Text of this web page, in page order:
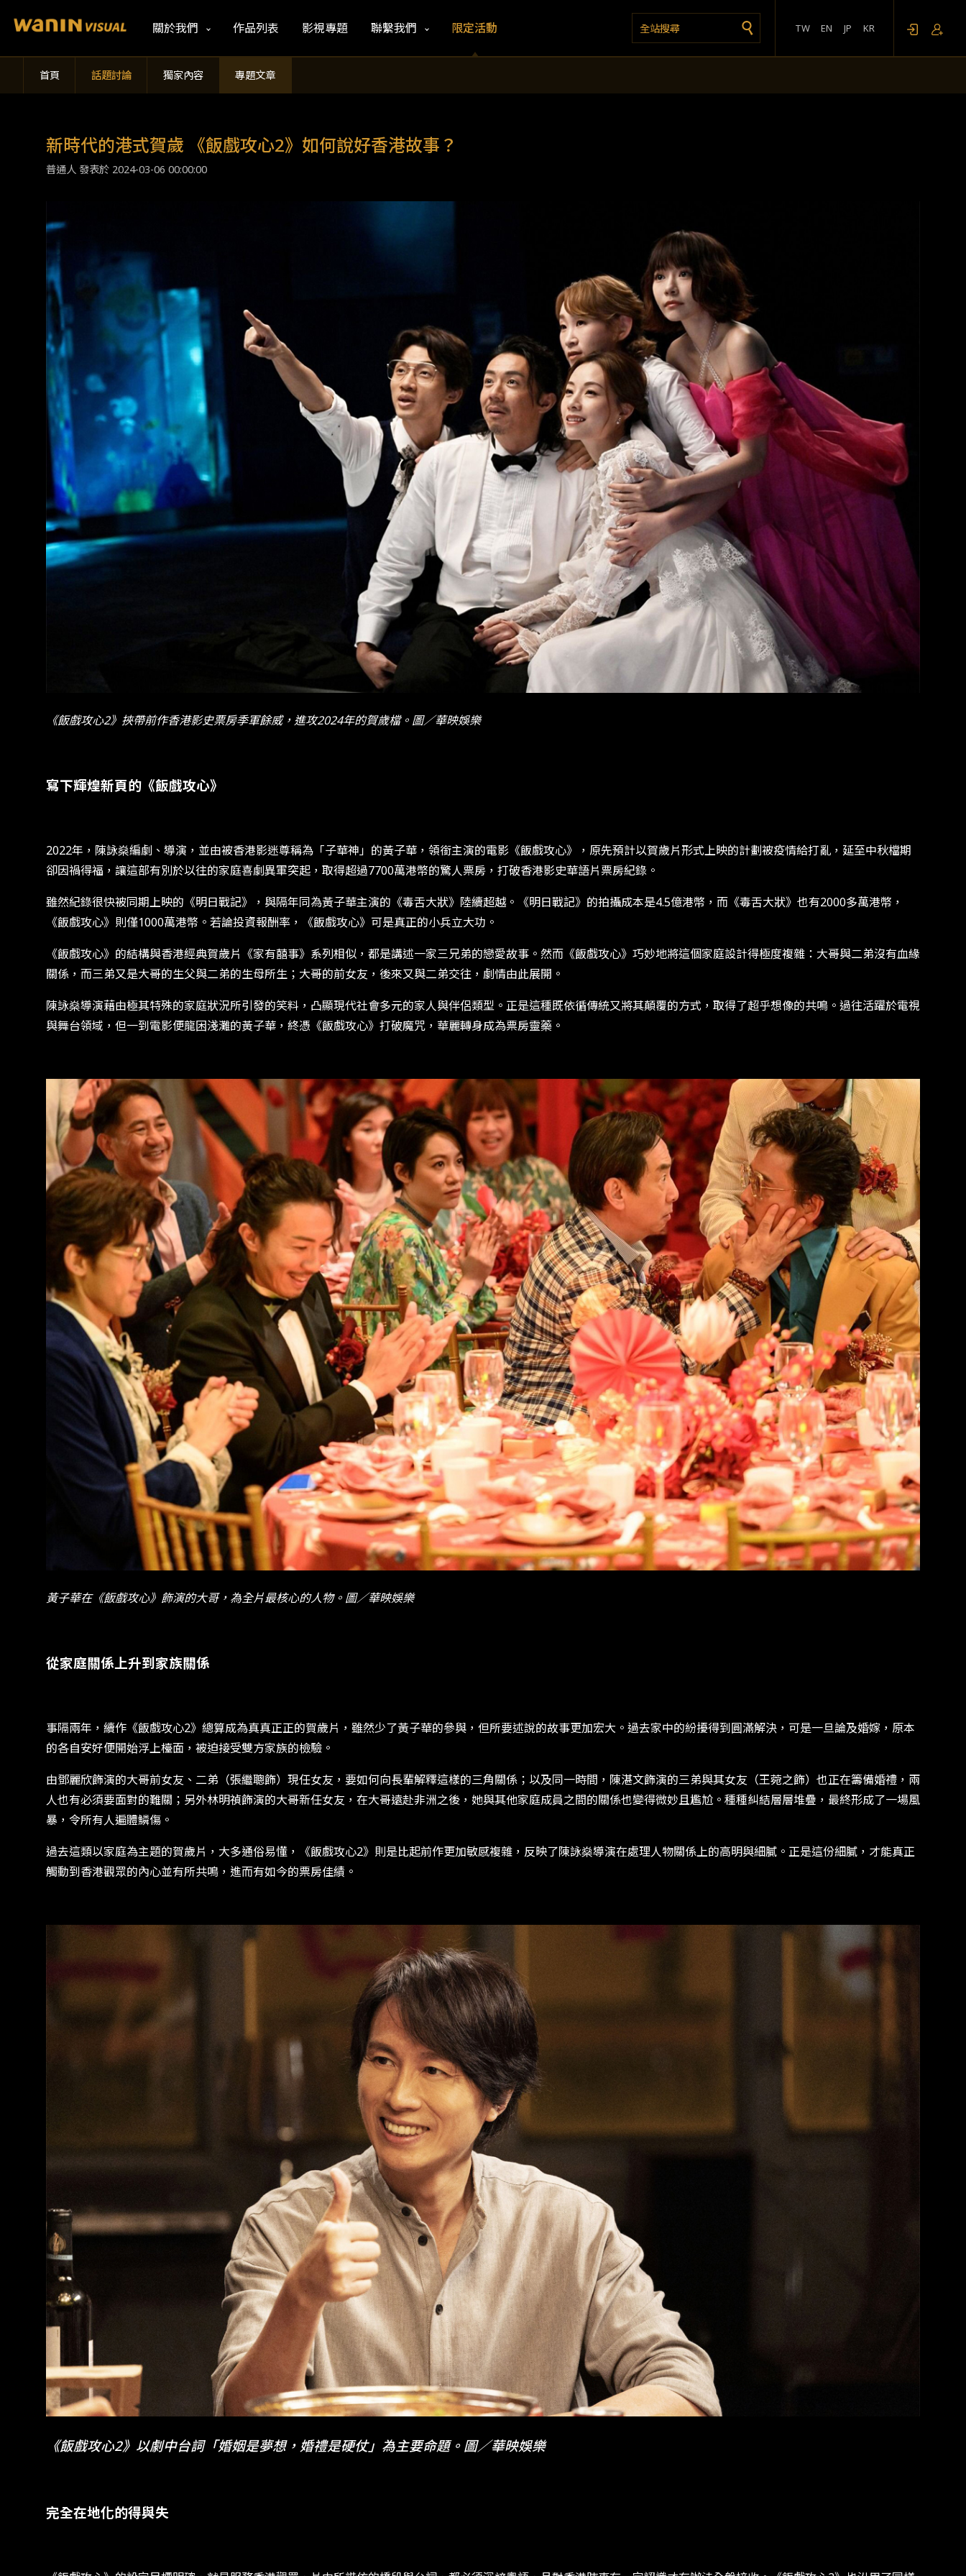
關於我們 作品列表 影視專題 聯繫我們 限定活動 TW EN JP KR
首頁 話題討論 獨家內容 專題文章
新時代的港式賀歲 《飯戲攻心2》如何說好香港故事？
普通人 發表於 2024-03-06 00:00:00
《飯戲攻心2》挾帶前作香港影史票房季軍餘威，進攻2024年的賀歲檔。圖／華映娛樂
寫下輝煌新頁的《飯戲攻心》
2022年，陳詠燊編劇、導演，並由被香港影迷尊稱為「子華神」的黃子華，領銜主演的電影《飯戲攻心》，原先預計以賀歲片形式上映的計劃被疫情給打亂，延至中秋檔期
卻因禍得福，讓這部有別於以往的家庭喜劇異軍突起，取得超過7700萬港幣的驚人票房，打破香港影史華語片票房紀錄。
雖然紀錄很快被同期上映的《明日戰記》，與隔年同為黃子華主演的《毒舌大狀》陸續超越。《明日戰記》的拍攝成本是4.5億港幣，而《毒舌大狀》也有2000多萬港幣，
《飯戲攻心》則僅1000萬港幣。若論投資報酬率，《飯戲攻心》可是真正的小兵立大功。
《飯戲攻心》的結構與香港經典賀歲片《家有囍事》系列相似，都是講述一家三兄弟的戀愛故事。然而《飯戲攻心》巧妙地將這個家庭設計得極度複雜：大哥與二弟沒有血緣
關係，而三弟又是大哥的生父與二弟的生母所生；大哥的前女友，後來又與二弟交往，劇情由此展開。
陳詠燊導演藉由極其特殊的家庭狀況所引發的笑料，凸顯現代社會多元的家人與伴侶類型。正是這種既依循傳統又將其顛覆的方式，取得了超乎想像的共鳴。過往活躍於電視
與舞台領域，但一到電影便龍困淺灘的黃子華，終憑《飯戲攻心》打破魔咒，華麗轉身成為票房靈藥。
黃子華在《飯戲攻心》飾演的大哥，為全片最核心的人物。圖／華映娛樂
從家庭關係上升到家族關係
事隔兩年，續作《飯戲攻心2》總算成為真真正正的賀歲片，雖然少了黃子華的參與，但所要述說的故事更加宏大。過去家中的紛擾得到圓滿解決，可是一旦論及婚嫁，原本
的各自安好便開始浮上檯面，被迫接受雙方家族的檢驗。
由鄧麗欣飾演的大哥前女友、二弟（張繼聰飾）現任女友，要如何向長輩解釋這樣的三角關係；以及同一時間，陳湛文飾演的三弟與其女友（王菀之飾）也正在籌備婚禮，兩
人也有必須要面對的難關；另外林明禎飾演的大哥新任女友，在大哥遠赴非洲之後，她與其他家庭成員之間的關係也變得微妙且尷尬。種種糾結層層堆疊，最終形成了一場風
暴，令所有人遍體鱗傷。
過去這類以家庭為主題的賀歲片，大多通俗易懂，《飯戲攻心2》則是比起前作更加敏感複雜，反映了陳詠燊導演在處理人物關係上的高明與細膩。正是這份細膩，才能真正
觸動到香港觀眾的內心並有所共鳴，進而有如今的票房佳績。
《飯戲攻心2》以劇中台詞「婚姻是夢想，婚禮是硬仗」為主要命題。圖／華映娛樂
完全在地化的得與失